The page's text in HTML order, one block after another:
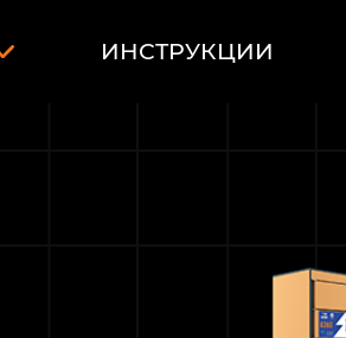
ИНСТРУКЦИИ